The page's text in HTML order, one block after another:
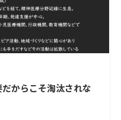
からこそ淘汰されな